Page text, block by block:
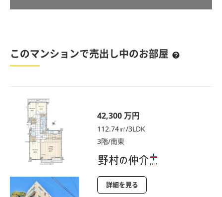
このマンションで売出し中のお部屋
42,300 万円
112.74㎡/3LDK
3階/南東
詳細を見る